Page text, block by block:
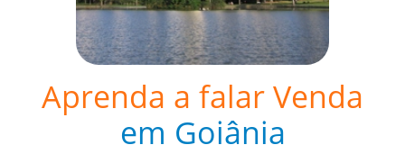
Aprenda a falar Venda
em Goiânia